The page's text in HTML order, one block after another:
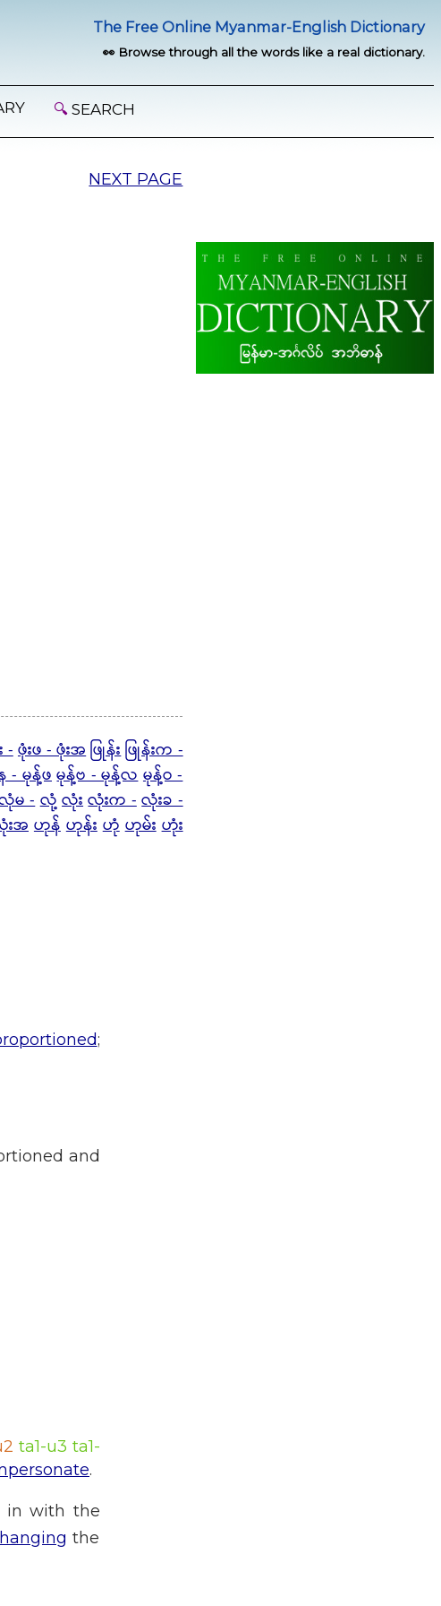
The Free Online Myanmar-English Dictionary
👀 Browse through all the words like a real dictionary.
🔍 SEARCH
NEXT PAGE
-ဖုံးဖ - ဖုံးအဖြုန်းဖြုန်းက -
- မုန့်ဖမုန့်ဗ - မုန့်လမုန့်ဝ -
မ -လုံ့ လုံးလုံးက -လုံးခ -
းအ ဟုန် ဟုန်း ဟုံ ဟုမ်း ဟုံး
;
and
ta1-u3 ta1-
.
in with the
the